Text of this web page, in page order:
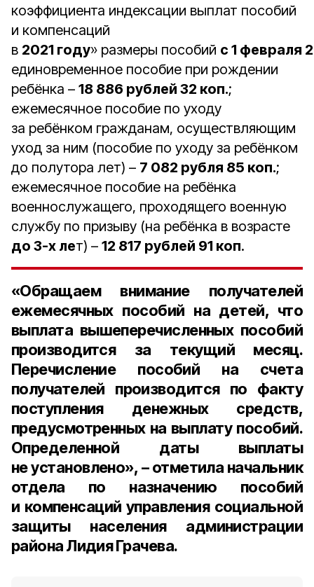
коэффициента индексации выплат пособий
и компенсаций
в 2021 году» размеры пособий с 1 февраля
единовременное пособие при рождении
ребёнка – 18 886 рублей 32 коп.;
ежемесячное пособие по уходу
за ребёнком гражданам, осуществляющим
уход за ним (пособие по уходу за ребёнком
до полутора лет) – 7 082 рубля 85 коп.;
ежемесячное пособие на ребёнка
военнослужащего, проходящего военную
службу по призыву (на ребёнка в возрасте
до 3-х лет) – 12 817 рублей 91 коп.
«Обращаем внимание получателей
ежемесячных пособий на детей, что
выплата вышеперечисленных пособий
производится за текущий месяц.
Перечисление пособий на счета
получателей производится по факту
поступления денежных средств,
предусмотренных на выплату пособий.
Определенной даты выплаты
не установлено», – отметила начальник
отдела по назначению пособий
и компенсаций управления социальной
защиты населения администрации
района Лидия Грачева.